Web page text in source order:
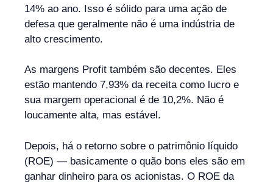
14% ao ano. Isso é sólido para uma ação de
defesa que geralmente não é uma indústria de
alto crescimento.
As margens Profit também são decentes. Eles
estão mantendo 7,93% da receita como lucro e
sua margem operacional é de 10,2%. Não é
loucamente alta, mas estável.
Depois, há o retorno sobre o patrimônio líquido
(ROE) — basicamente o quão bons eles são em
ganhar dinheiro para os acionistas. O ROE da